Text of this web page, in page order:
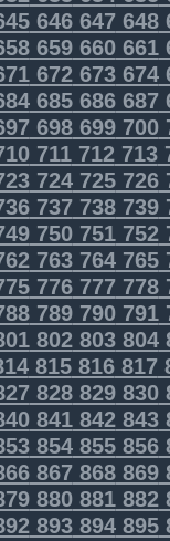
646647648
659660661
672673674
685686687
698699700
711712713
724725726
737738739
750751752
763764765
776777778
789790791
802803804
815816817
828829830
841842843
854855856
867868869
880881882
893894895